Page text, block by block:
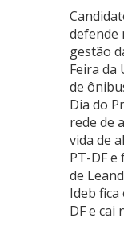
defende
gestão
Feira da
de
Dia do
rede de
vida de
PT-DF
de
Ideb
DF e cai